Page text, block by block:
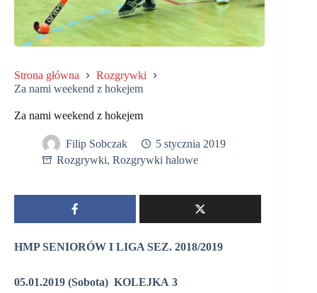
Strona główna
Rozgrywki
Za nami weekend z hokejem
Za nami weekend z hokejem
Filip Sobczak
5 stycznia 2019
Rozgrywki, Rozgrywki halowe
HMP SENIORÓW I LIGA SEZ. 2018/2019
05.01.2019 (Sobota) KOLEJKA 3